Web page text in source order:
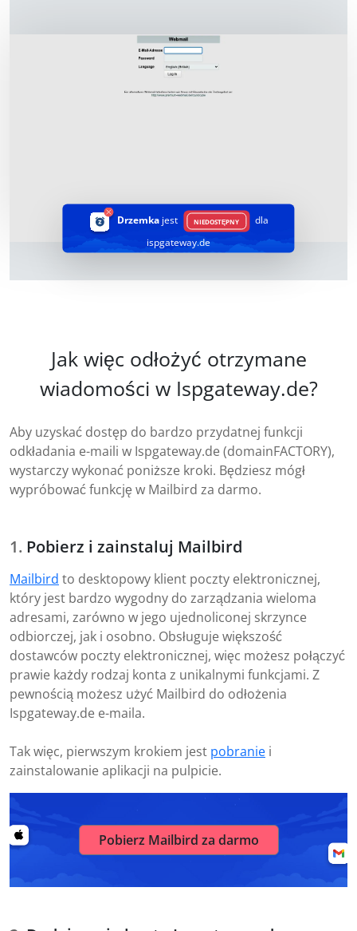
Drzemka jest NIEDOSTĘPNY
dla
ispgateway.de
Jak więc odłożyć otrzymane
wiadomości w Ispgateway.de?
Aby uzyskać dostęp do bardzo przydatnej funkcji
odkładania e-maili w Ispgateway.de (domainFACTORY),
wystarczy wykonać poniższe kroki. Będziesz mógł
wypróbować funkcję w Mailbird za darmo.
Pobierz i zainstaluj Mailbird
Mailbird to desktopowy klient poczty elektronicznej,
który jest bardzo wygodny do zarządzania wieloma
adresami, zarówno w jego ujednoliconej skrzynce
odbiorczej, jak i osobno. Obsługuje większość
dostawców poczty elektronicznej, więc możesz połączyć
prawie każdy rodzaj konta z unikalnymi funkcjami. Z
pewnością możesz użyć Mailbird do odłożenia
Ispgateway.de e-maila.
Tak więc, pierwszym krokiem jest pobranie i
zainstalowanie aplikacji na pulpicie.
Pobierz Mailbird za darmo